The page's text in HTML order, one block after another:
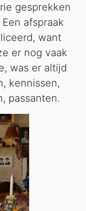
gesprekken
afspraak
want
er nog vaak
was er altijd
kennissen,
passanten.